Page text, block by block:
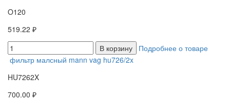
O120
519.22 ₽
В корзину
Подробнее о товаре
фильтр малсный mann vag hu726/2x
HU7262X
700.00 ₽